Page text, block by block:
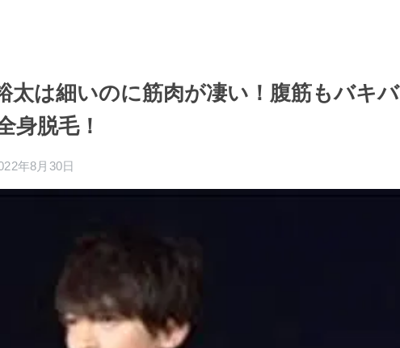
太は細いのに筋肉が凄い！腹筋もバキバ
身脱毛！
年8月30日